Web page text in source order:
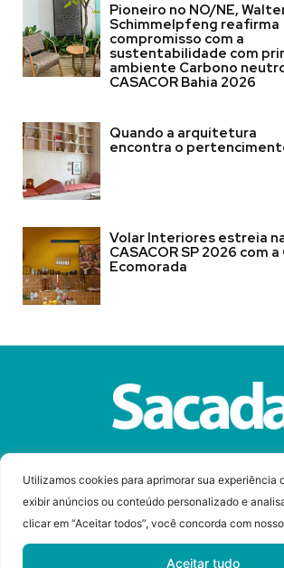
Utilizamos cookies para aprimorar sua experiência
exibir anúncios ou conteúdo personalizado e
clicar em “Aceitar todos”, você concorda com
Aceitar tudo
Pioneiro no NO/NE,
Schimmelpfeng reafirma
compromisso com a
sustentabilidade com
ambiente Carbono
CASACOR Bahia 2026
Quando a arquitetura
encontra o
Volar Interiores estreia
CASACOR SP 2026 com a
Ecomorada
© Copyright 2023 Revista Sacada